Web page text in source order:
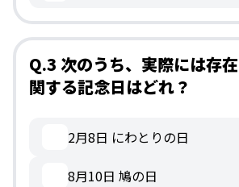
Q.3 次のうち、実際には存
関する記念日はどれ？
2月8日 にわとりの日
8月10日 鳩の日